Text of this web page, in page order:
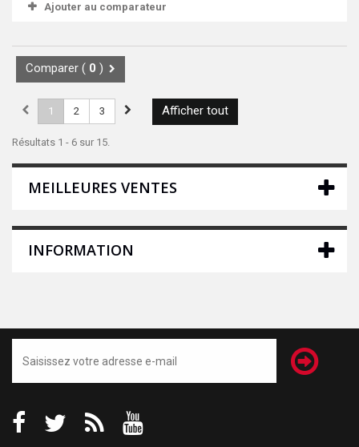
Ajouter au comparateur
Comparer ( 0 )
Afficher tout
1 2 3
Résultats 1 - 6 sur 15.
MEILLEURES VENTES
INFORMATION